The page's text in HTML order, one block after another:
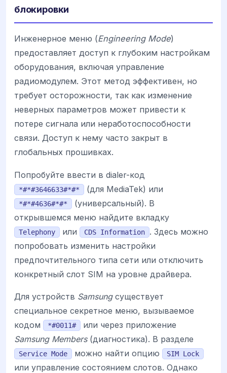
блокировки
Инженерное меню (Engineering Mode)
предоставляет доступ к глубоким настройкам
оборудования, включая управление
радиомодулем. Этот метод эффективен, но
требует осторожности, так как изменение
неверных параметров может привести к
потере сигнала или неработоспособности
связи. Доступ к нему часто закрыт в
глобальных прошивках.
Попробуйте ввести в dialer-код
*#*#3646633#*#* (для MediaTek) или
*#*#4636#*#*
(универсальный). В
открывшемся меню найдите вкладку
Telephony или CDS Information
. Здесь можно
попробовать изменить настройки
предпочтительного типа сети или отключить
конкретный слот SIM на уровне драйвера.
Для устройств Samsungсуществует
специальное секретное меню, вызываемое
кодом
*#0011#
или через приложение
Samsung Members(диагностика). В разделе
Service Mode можно найти опцию SIM Lock
или управление состоянием слотов. Однако